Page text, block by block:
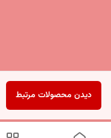
دیدن محصولات مرتبط